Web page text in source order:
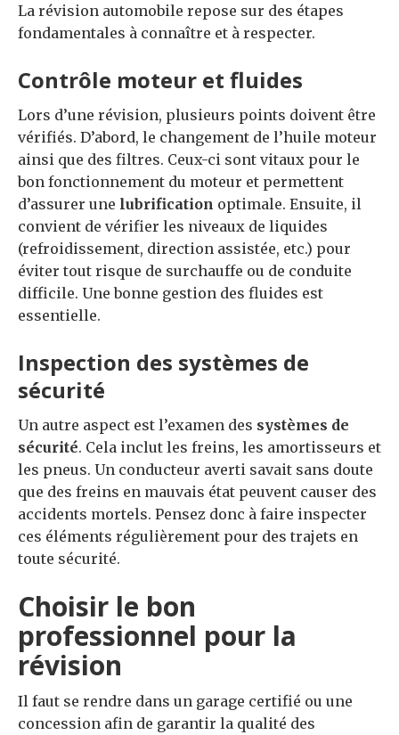
La révision automobile repose sur des étapes
fondamentales à connaître et à respecter.
Contrôle moteur et fluides
Lors d’une révision, plusieurs points doivent être
vérifiés. D’abord, le changement de l’huile moteur
ainsi que des filtres. Ceux-ci sont vitaux pour le
bon fonctionnement du moteur et permettent
d’assurer une lubrification optimale. Ensuite, il
convient de vérifier les niveaux de liquides
(refroidissement, direction assistée, etc.) pour
éviter tout risque de surchauffe ou de conduite
difficile. Une bonne gestion des fluides est
essentielle.
Inspection des systèmes de
sécurité
Un autre aspect est l’examen des systèmes de
sécurité. Cela inclut les freins, les amortisseurs et
les pneus. Un conducteur averti savait sans doute
que des freins en mauvais état peuvent causer des
accidents mortels. Pensez donc à faire inspecter
ces éléments régulièrement pour des trajets en
toute sécurité.
Choisir le bon
professionnel pour la
révision
Il faut se rendre dans un garage certifié ou une
concession afin de garantir la qualité des